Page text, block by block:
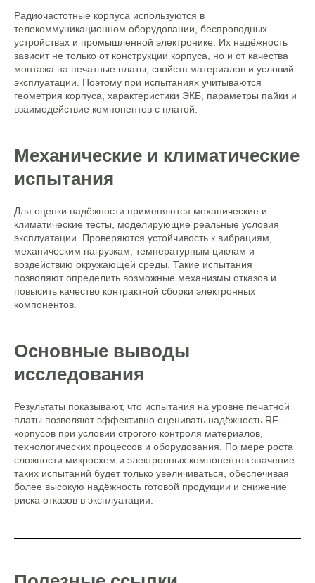
Радиочастотные корпуса используются в
телекоммуникационном оборудовании, беспроводных
устройствах и промышленной электронике. Их надёжность
зависит не только от конструкции корпуса, но и от качества
монтажа на печатные платы, свойств материалов и условий
эксплуатации. Поэтому при испытаниях учитываются
геометрия корпуса, характеристики ЭКБ, параметры пайки и
взаимодействие компонентов с платой.
Механические и климатические
испытания
Для оценки надёжности применяются механические и
климатические тесты, моделирующие реальные условия
эксплуатации. Проверяются устойчивость к вибрациям,
механическим нагрузкам, температурным циклам и
воздействию окружающей среды. Такие испытания
позволяют определить возможные механизмы отказов и
повысить качество контрактной сборки электронных
компонентов.
Основные выводы
исследования
Результаты показывают, что испытания на уровне печатной
платы позволяют эффективно оценивать надёжность RF-
корпусов при условии строгого контроля материалов,
технологических процессов и оборудования. По мере роста
сложности микросхем и электронных компонентов значение
таких испытаний будет только увеличиваться, обеспечивая
более высокую надёжность готовой продукции и снижение
риска отказов в эксплуатации.